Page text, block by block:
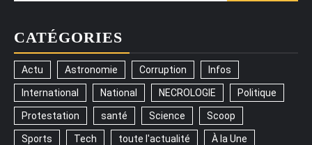
CATÉGORIES
Actu Astronomie Corruption Infos
International National NECROLOGIE Politique
Protestation santé Science Scoop
Sports Tech toute l'actualité À la Une